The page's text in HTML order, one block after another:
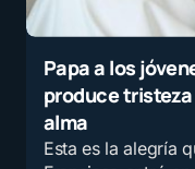
Papa a los
produce
alma
Esta es la alegría